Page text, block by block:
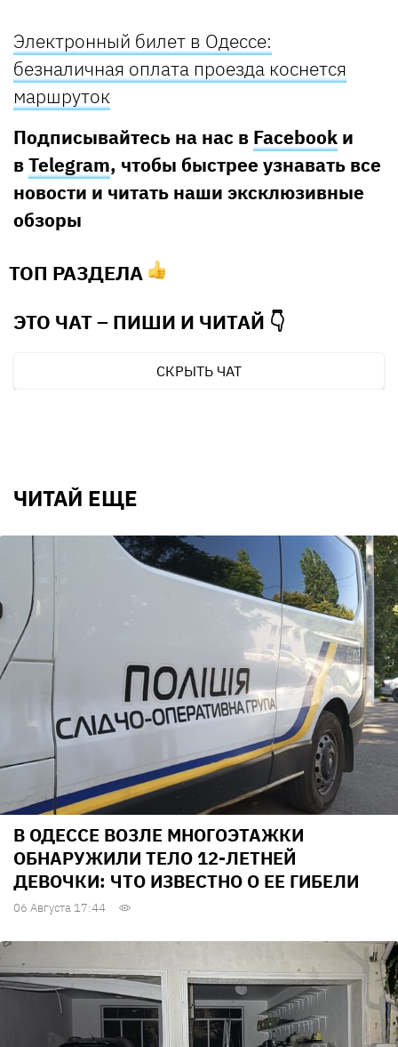
Электронный билет в Одессе:
безналичная оплата проезда коснется
маршруток
Подписывайтесь на нас в Facebook и
вTelegram, чтобы быстрее узнавать все
новости и читать наши эксклюзивные
обзоры
ТОП РАЗДЕЛА
ЭТО ЧАТ – ПИШИ И ЧИТАЙ 👇
СКРЫТЬ ЧАТ
ЧИТАЙ ЕЩЕ
В ОДЕССЕ ВОЗЛЕ МНОГОЭТАЖКИ
ОБНАРУЖИЛИ ТЕЛО 12-ЛЕТНЕЙ
ДЕВОЧКИ: ЧТО ИЗВЕСТНО О ЕЕ ГИБЕЛИ
06 Августа 17:44